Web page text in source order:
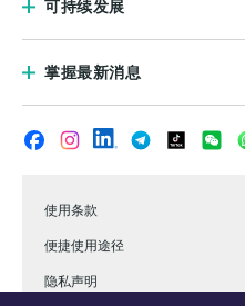
可持续发展
掌握最新消息
使用条款
便捷使用途径
隐私声明